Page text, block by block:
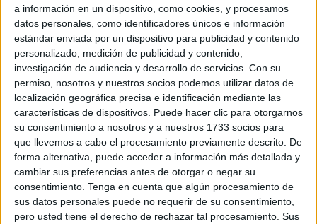
a información en un dispositivo, como cookies, y procesamos
datos personales, como identificadores únicos e información
estándar enviada por un dispositivo para publicidad y contenido
personalizado, medición de publicidad y contenido,
investigación de audiencia y desarrollo de servicios. Con su
permiso, nosotros y nuestros socios podemos utilizar datos de
localización geográfica precisa e identificación mediante las
características de dispositivos. Puede hacer clic para otorgarnos
su consentimiento a nosotros y a nuestros 1733 socios para
que llevemos a cabo el procesamiento previamente descrito. De
forma alternativa, puede acceder a información más detallada y
cambiar sus preferencias antes de otorgar o negar su
consentimiento. Tenga en cuenta que algún procesamiento de
sus datos personales puede no requerir de su consentimiento,
pero usted tiene el derecho de rechazar tal procesamiento. Sus